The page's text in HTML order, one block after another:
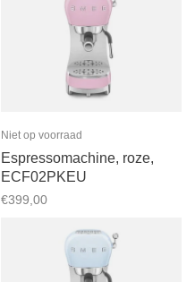
Niet op voorraad
Espressomachine, roze,
ECF02PKEU
€399,00